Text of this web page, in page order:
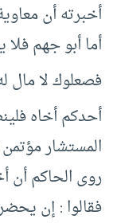
أخبرته أن
أما أبو جهم
فصعلوك لا مال
أحدكم أخاه
المستشار
روى الحاكم أن
فقالوا : إن